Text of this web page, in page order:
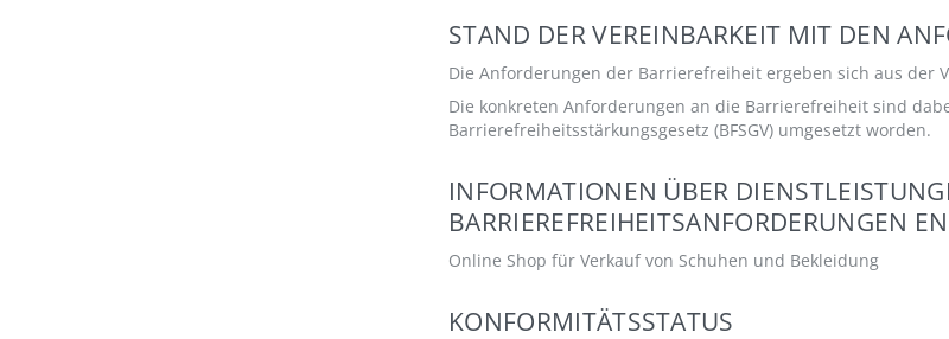
STAND DER VEREINBARKEIT MIT DEN
Die Anforderungen der Barrierefreiheit ergeben sich aus der
Die konkreten Anforderungen an die Barrierefreiheit sind
Barrierefreiheitsstärkungsgesetz (BFSGV) umgesetzt worden.
INFORMATIONEN ÜBER
BARRIEREFREIHEITSANFORDERUNGEN
Online Shop für Verkauf von Schuhen und Bekleidung
KONFORMITÄTSSTATUS